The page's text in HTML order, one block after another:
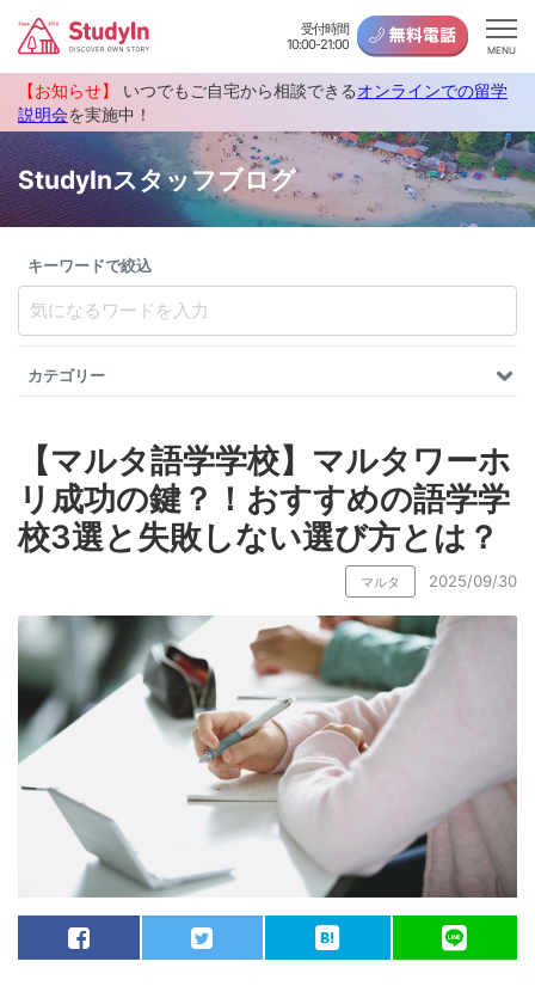
受付時間
10:00-21:00
MENU
【お知らせ】 いつでもご自宅から相談できるオンラインでの留学
説明会を実施中！
StudyInスタッフブログ
キーワードで絞込
カテゴリー
【マルタ語学学校】マルタワーホ
リ成功の鍵？！おすすめの語学学
校3選と失敗しない選び方とは？
マルタ 2025/09/30